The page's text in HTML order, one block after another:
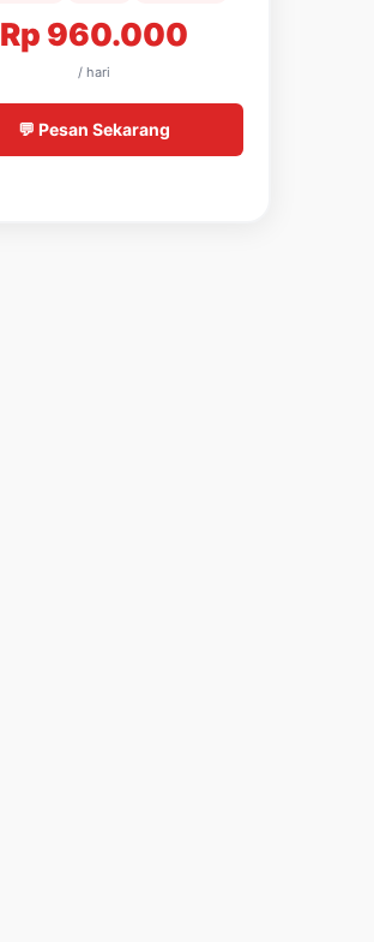
Rp 960.000
/ hari
💬 Pesan Sekarang